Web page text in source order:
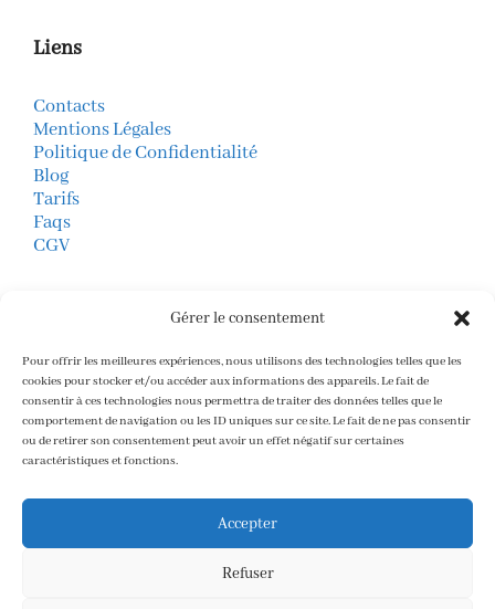
Gérer le consentement
Pour offrir les meilleures expériences, nous utilisons des technologies telles que les
cookies pour stocker et/ou accéder aux informations des appareils. Le fait de
consentir à ces technologies nous permettra de traiter des données telles que le
comportement de navigation ou les ID uniques sur ce site. Le fait de ne pas consentir
ou de retirer son consentement peut avoir un effet négatif sur certaines
caractéristiques et fonctions.
Accepter
Refuser
Liens
Contacts
Mentions Légales
Politique de Confidentialité
Blog
Tarifs
Faqs
CGV
virement bancaire
CB (boutique en ligne)
Paypal
Stripe